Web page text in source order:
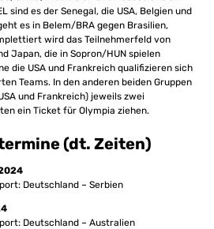
sind es der Senegal, die USA, Belgien und
es in Belem/BRA gegen Brasilien,
wird das Teilnehmerfeld von
Japan, die in Sopron/HUN spielen
die USA und Frankreich qualifizieren sich
Teams. In den anderen beiden Gruppen
und Frankreich) jeweils zwei
ein Ticket für Olympia ziehen.
(dt. Zeiten)
Deutschland – Serbien
Deutschland – Australien